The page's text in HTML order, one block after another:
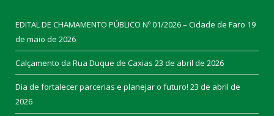
EDITAL DE CHAMAMENTO PÚBLICO Nº 01/2026 – Cidade de Faro 19
de maio de 2026
Calçamento da Rua Duque de Caxias 23 de abril de 2026
Dia de fortalecer parcerias e planejar o futuro! 23 de abril de
2026